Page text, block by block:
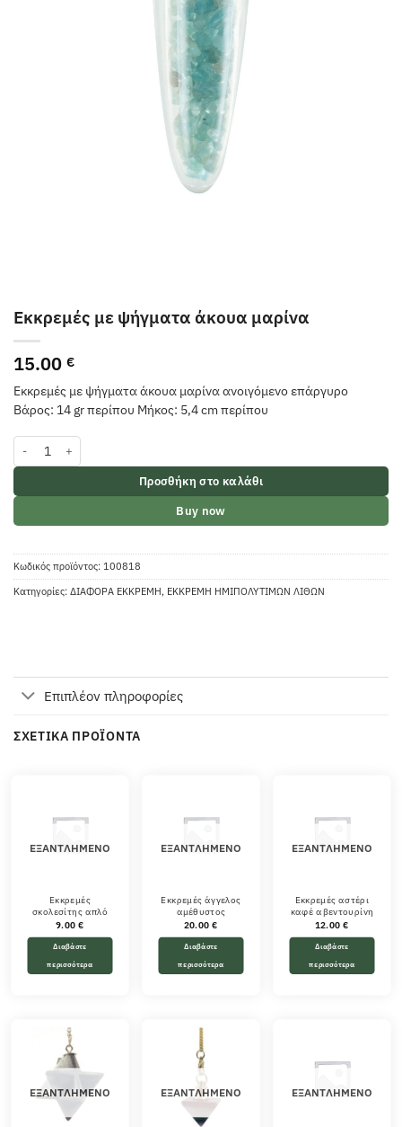
Εκκρεμές με ψήγματα άκουα μαρίνα
15.00 €
Εκκρεμές με ψήγματα άκουα μαρίνα ανοιγόμενο επάργυρο
Βάρος: 14 gr περίπου Μήκος: 5,4 cm περίπου
Εκκρεμές με ψήγματα άκουα μαρίνα ποσότητα
Προσθήκη στο καλάθι
Buy now
Κωδικός προϊόντος: 100818
Κατηγορίες: ΔΙΑΦΟΡΑ ΕΚΚΡΕΜΗ, ΕΚΚΡΕΜΗ ΗΜΙΠΟΛΥΤΙΜΩΝ ΛΙΘΩΝ
Επιπλέον πληροφορίες
ΣΧΕΤΙΚΆ ΠΡΟΪΌΝΤΑ
ΕΞΑΝΤΛΗΜΈΝΟ
Εκκρεμές
σκολεσίτης απλό
9.00 €
Διαβάστε
περισσότερα
ΕΞΑΝΤΛΗΜΈΝΟ
Εκκρεμές άγγελος
αμέθυστος
20.00€
Διαβάστε
περισσότερα
ΕΞΑΝΤΛΗΜΈΝΟ
Εκκρεμές αστέρι
καφέ αβεντουρίνη
12.00€
Διαβάστε
περισσότερα
ΕΞΑΝΤΛΗΜΈΝΟ ΕΞΑΝΤΛΗΜΈΝΟ ΕΞΑΝΤΛΗΜΈΝΟ